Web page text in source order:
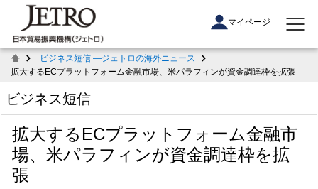
マイページ
ビジネス短信 ―ジェトロの海外ニュース
拡大するECプラットフォーム金融市場、米パラフィンが資金調達枠を拡張
ビジネス短信
拡大するECプラットフォーム金融市
場、米パラフィンが資金調達枠を拡
張